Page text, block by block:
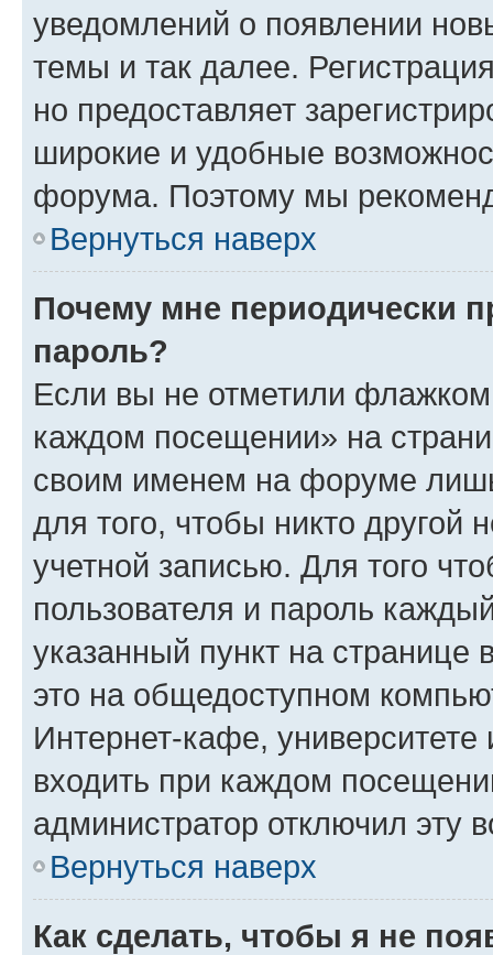
уведомлений о появлении
темы и так далее.
но предоставляет
широкие и удобные
форума. Поэтому мы
Вернуться наверх
Почему мне периодически
пароль?
Если вы не отметили флажком
каждом посещении» на
своим именем на форуме
для того, чтобы никто другой
учетной записью. Для того
пользователя и пароль
указанный пункт на
это на общедоступном
Интернет-кафе, университете
входить при каждом
администратор отключил эту
Вернуться наверх
Как сделать, чтобы я не